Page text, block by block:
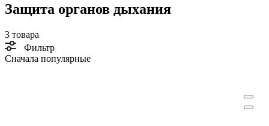
Защита органов дыхания
3 товара
Фильтр
Сначала популярные